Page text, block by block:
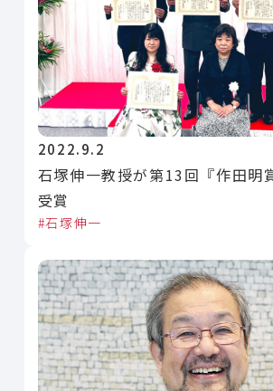
2022.9.2
石塚伸一教授が第13回『作田明
受賞
石塚伸一